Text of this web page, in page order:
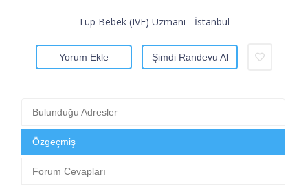
Tüp Bebek (IVF) Uzmanı - İstanbul
Yorum Ekle Şimdi Randevu Al
Bulunduğu Adresler
Özgeçmiş
Forum Cevapları